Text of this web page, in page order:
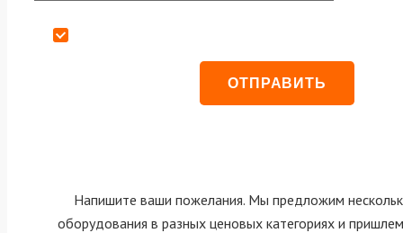
Напишите ваши пожелания. Мы предложим
оборудования в разных ценовых категориях и